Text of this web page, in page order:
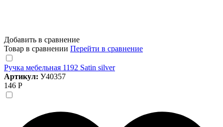
Добавить в сравнение
Товар в сравнении Перейти в сравнение
Ручка мебельная 1192 Satin silver
Артикул: У40357
146 Р